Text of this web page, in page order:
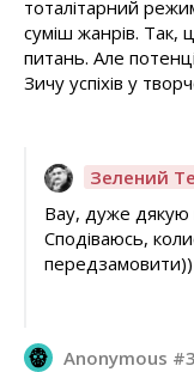
тоталітарний
суміш жанрів.
питань. Але
Зичу успіхів у
Зелений
Вау, дуже дякую
Сподіваюсь,
передзамовити))
Anonymous